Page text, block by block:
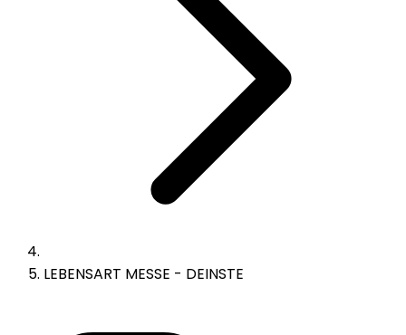
LEBENSART MESSE - DEINSTE